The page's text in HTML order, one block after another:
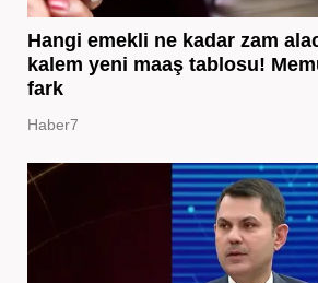
Hangi emekli ne kadar zam
kalem yeni maaş tablosu!
fark
Haber7